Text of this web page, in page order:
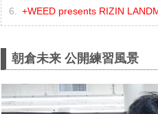
+WEED presents RIZIN
朝倉未来 公開練習風景